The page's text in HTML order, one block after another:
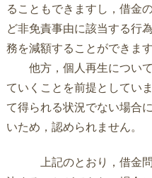
ることもできますし，借金
ど非免責事由に該当する行
務を減額することができます
他方，個人再生について
ていくことを前提としてい
て得られる状況でない場合
いため，認められません。
上記のとおり，借金問